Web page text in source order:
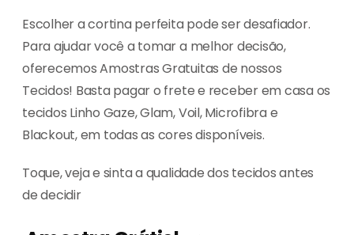
Escolher a cortina perfeita pode ser desafiador.
Para ajudar você a tomar a melhor decisão,
oferecemos Amostras Gratuitas de nossos
Tecidos! Basta pagar o frete e receber em casa os
tecidos Linho Gaze, Glam, Voil, Microfibra e
Blackout, em todas as cores disponíveis.
Toque, veja e sinta a qualidade dos tecidos antes
de decidir